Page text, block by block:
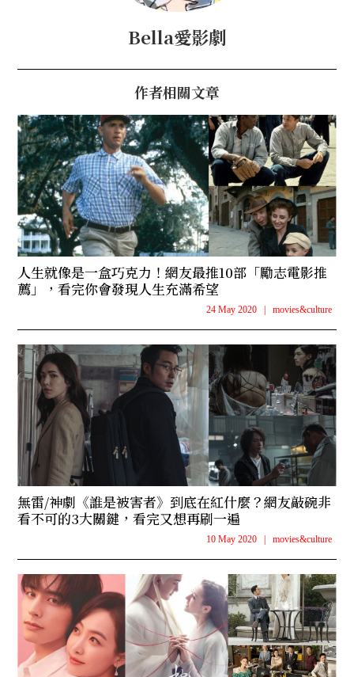
Bella愛影劇
作者相關文章
人生就像是一盒巧克力！網友最推10部「勵志電影推
薦」，看完你會發現人生充滿希望
24 May 2020 movies&culture
無雷/神劇《誰是被害者》到底在紅什麼？網友敲碗非
看不可的3大關鍵，看完又想再刷一遍
10 May 2020 movies&culture